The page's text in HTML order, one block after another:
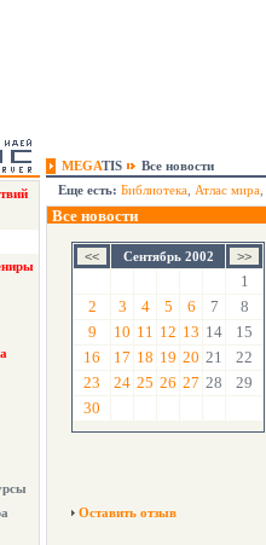
MEGATIS
Все новости
Еще есть: Библиотека Атлас мира
Все новости
Сентябрь 2002
1
2
3 4 5 6 7
8
9
10 11 12 13 14
15
16
17 18 19 20 21
22
23
24 25 26 27 28
29
30
Оставить отзыв